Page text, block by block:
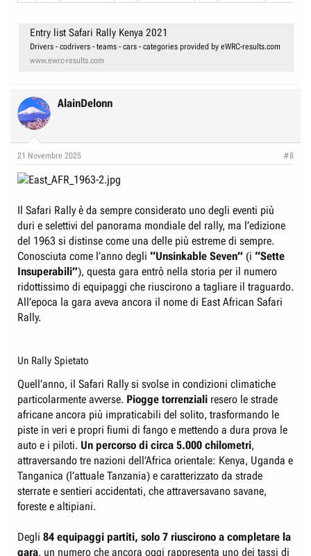
Entry list Safari Rally Kenya 2021
Drivers - codrivers - teams - cars - categories provided by eWRC-results.com
www.ewrc-results.com
AlainDelonn
21 Novembre 2025 #8
Il Safari Rally è da sempre considerato uno degli eventi più
duri e selettivi del panorama mondiale del rally, ma l’edizione
del 1963 si distinse come una delle più estreme di sempre.
Conosciuta come l’anno degli “Unsinkable Seven” (i “Sette
Insuperabili”), questa gara entrò nella storia per il numero
ridottissimo di equipaggi che riuscirono a tagliare il traguardo.
All’epoca la gara aveva ancora il nome di East African Safari
Rally.
Un Rally Spietato
Quell’anno, il Safari Rally si svolse in condizioni climatiche
particolarmente avverse. Piogge torrenziali resero le strade
africane ancora più impraticabili del solito, trasformando le
piste in veri e propri fiumi di fango e mettendo a dura prova le
auto e i piloti. Un percorso di circa 5.000 chilometri,
attraversando tre nazioni dell’Africa orientale: Kenya, Uganda e
Tanganica (l’attuale Tanzania) e caratterizzato da strade
sterrate e sentieri accidentati, che attraversavano savane,
foreste e altipiani.
Degli 84 equipaggi partiti, solo 7 riuscirono a completare la
gara, un numero che ancora oggi rappresenta uno dei tassi di